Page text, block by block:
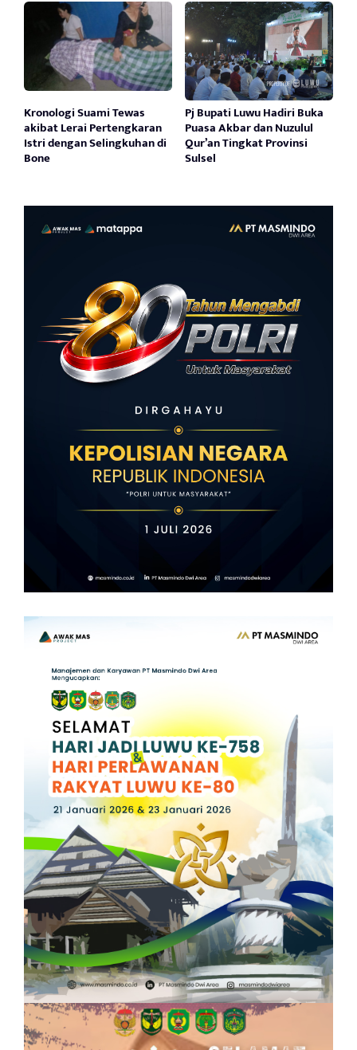
Kronologi Suami Tewas
akibat Lerai Pertengkaran
Istri dengan Selingkuhan di
Bone
Pj Bupati Luwu Hadiri Buka
Puasa Akbar dan Nuzulul
Qur’an Tingkat Provinsi
Sulsel